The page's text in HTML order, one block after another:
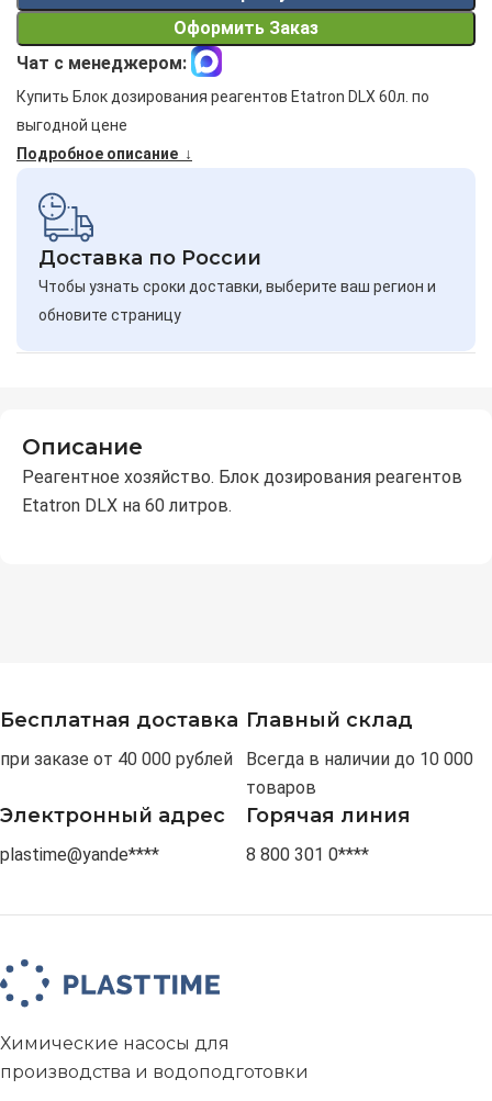
Оформить Заказ
Чат с менеджером:
Купить Блок дозирования реагентов Etatron DLX 60л. по
выгодной цене
Подробное описание ↓
Доставка по России
Чтобы узнать сроки доставки, выберите ваш регион и
обновите страницу
Описание
Реагентное хозяйство. Блок дозирования реагентов
Etatron DLX на 60 литров.
Бесплатная доставка
при заказе от 40 000 рублей
Главный склад
Всегда в наличии до 10 000
товаров
Электронный адрес
plastime@yande****
Горячая линия
8 800 301 0****
Химические насосы для
производства и водоподготовки